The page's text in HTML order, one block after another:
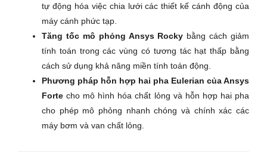
tự động hóa việc chia lưới các thiết kế cánh động của
máy cánh phức tạp.
Tăng tốc mô phỏng Ansys Rocky bằng cách giảm
tính toán trong các vùng có tương tác hạt thấp bằng
cách sử dụng khả năng miền tính toán động.
Phương pháp hỗn hợp hai pha Eulerian của Ansys
Forte cho mô hình hóa chất lỏng và hỗn hợp hai pha
cho phép mô phỏng nhanh chóng và chính xác các
máy bơm và van chất lỏng.